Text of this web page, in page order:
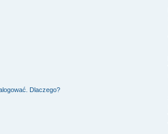
Dlaczego?